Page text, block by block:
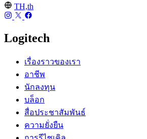
TH,th
Logitech
เรื่องราวของเรา
อาชีพ
นักลงทุน
บล็อก
สื่อประชาสัมพันธ์
ความยั่งยืน